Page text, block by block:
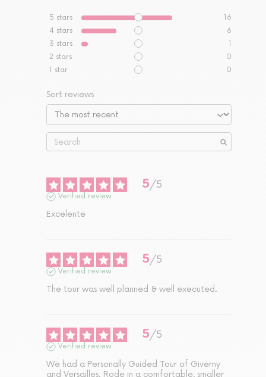
5 stars
16
4 stars
6
3 stars
1
2 stars
0
1 star 0
Sort reviews
5/5
Verified review
Excelente
5/5
Verified review
The tour was well planned & well executed.
5/5
Verified review
We had a Personally Guided Tour of Giverny
and Versailles. Rode in a comfortable, smaller